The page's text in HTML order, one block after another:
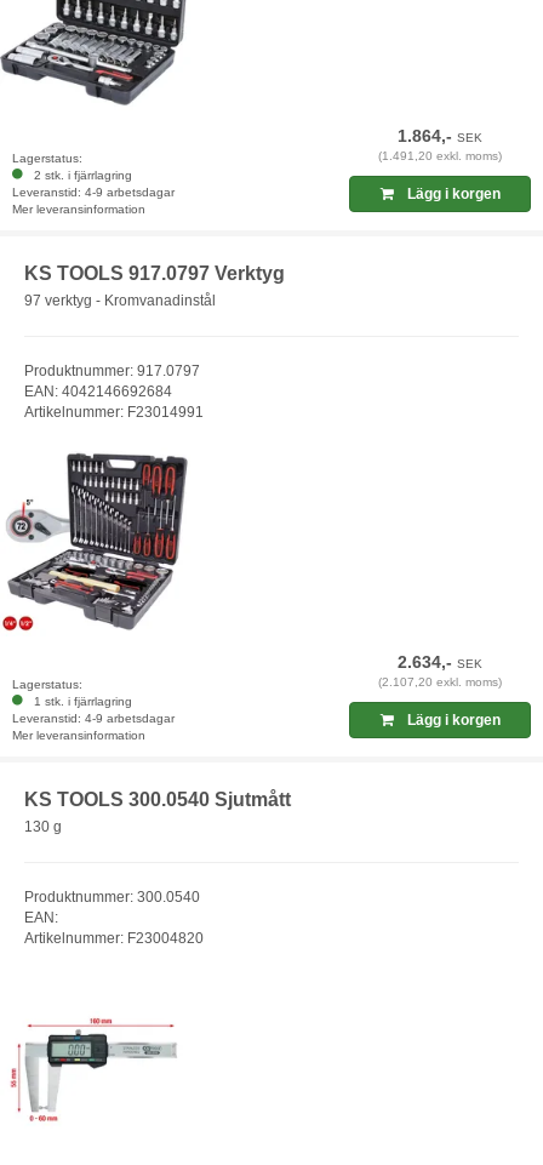
Lagerstatus:
2 stk. i fjärrlagring
Leveranstid: 4-9 arbetsdagar
Mer leveransinformation
1.864,-SEK
(1.491,20 exkl. moms)
Lägg i korgen
KS TOOLS 917.0797 Verktyg
97 verktyg - Kromvanadinstål
Produktnummer: 917.0797
EAN: 4042146692684
Artikelnummer: F23014991
Lagerstatus:
1 stk. i fjärrlagring
Leveranstid: 4-9 arbetsdagar
Mer leveransinformation
2.634,-SEK
(2.107,20 exkl. moms)
Lägg i korgen
KS TOOLS 300.0540 Sjutmått
130 g
Produktnummer: 300.0540
EAN:
Artikelnummer: F23004820